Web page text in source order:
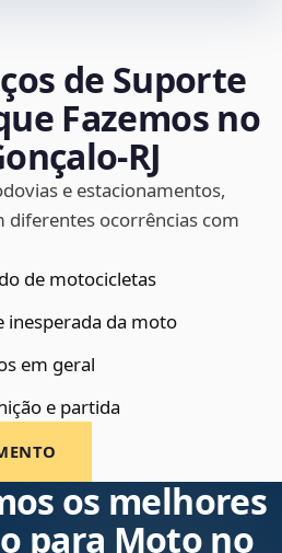
de Suporte
Fazemos no
e estacionamentos,
diferentes ocorrências com
de motocicletas
inesperada da moto
em geral
e partida
os melhores
para Moto no